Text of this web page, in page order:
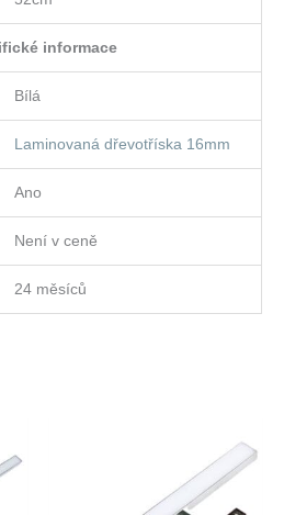
informace
Bílá
Laminovaná dřevotříska 16mm
Ano
Není v ceně
24 měsíců